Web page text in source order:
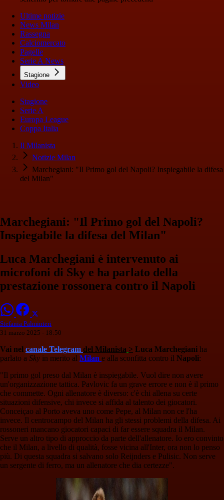
Ultime notizie
News Milan
Rassegna
Calciomercato
Pagelle
Serie A News
Stagione
Video
Stagione
Serie A
Europa League
Coppa Italia
Il Milanista
Notizie Milan
Marchegiani: "Il Primo gol del Napoli? Inspiegabile la difesa
del Milan"
Marchegiani: "Il Primo gol del Napoli?
Inspiegabile la difesa del Milan"
Luca Marchegiani è intervenuto ai
microfoni di Sky e ha parlato della
prestazione rossonera contro il Napoli
Stefania Palminteri
31 marzo 2025 - 18:50
Vai nel canale Telegram del Milanista > Luca Marchegiani ha
parlato a Sky in merito al Milan e alla sconfitta contro il Napoli:
"Il primo gol preso dal Milan è inspiegabile. Vuol dire non avere
un'organizzazione tattica. Pavlovic fa un grave errore e non è il primo
che commette. Ogni allenatore è diverso: c'è chi allena su certe
situazioni difensive, chi invece si affida al talento dei giocatori.
Conceiçao al Porto aveva uno come Pepe, al Milan non ce l'ha
invece. Il centrocampo del Milan ha gli stessi problemi della difesa. Ai
rossoneri mancano giocatori capaci di far essere squadra il Milan.
Serve un altro tipo di approccio da parte dell'allenatore. Io ero convinto
che il Milan, a livello di qualità, fosse vicina all'Inter, ora non lo penso
più. Di questa squadra si salvano solo Reijnders e Pulisic. Non serve
un sergente di ferro, ma un allenatore che dia certezze".